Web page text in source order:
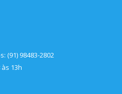
(91) 98483-2802
13h